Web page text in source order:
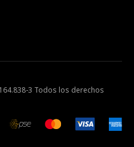
3 Todos los derechos